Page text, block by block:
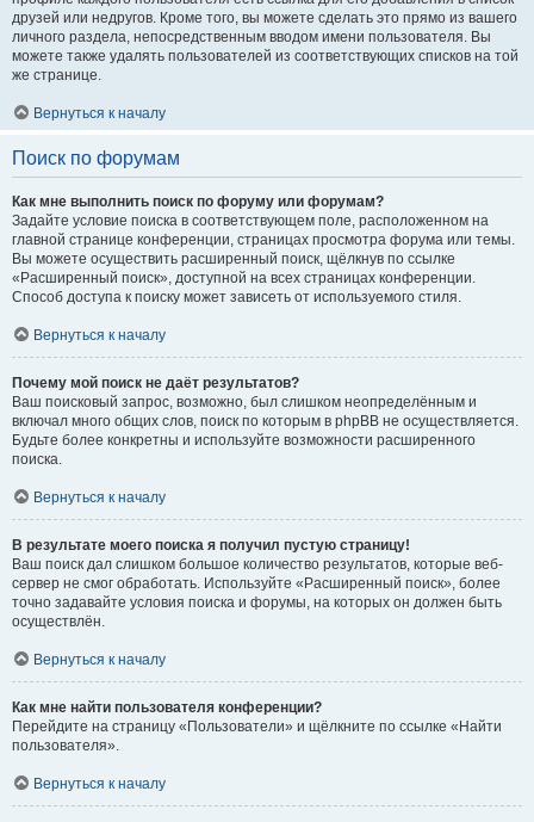
друзей или недругов. Кроме того, вы можете сделать это прямо из вашего
личного раздела, непосредственным вводом имени пользователя. Вы
можете также удалять пользователей из соответствующих списков на той
же странице.
Вернуться к началу
Поиск по форумам
Как мне выполнить поиск по форуму или форумам?
Задайте условие поиска в соответствующем поле, расположенном на
главной странице конференции, страницах просмотра форума или темы.
Вы можете осуществить расширенный поиск, щёлкнув по ссылке
«Расширенный поиск», доступной на всех страницах конференции.
Способ доступа к поиску может зависеть от используемого стиля.
Вернуться к началу
Почему мой поиск не даёт результатов?
Ваш поисковый запрос, возможно, был слишком неопределённым и
включал много общих слов, поиск по которым в phpBB не осуществляется.
Будьте более конкретны и используйте возможности расширенного
поиска.
Вернуться к началу
В результате моего поиска я получил пустую страницу!
Ваш поиск дал слишком большое количество результатов, которые веб-
сервер не смог обработать. Используйте «Расширенный поиск», более
точно задавайте условия поиска и форумы, на которых он должен быть
осуществлён.
Вернуться к началу
Как мне найти пользователя конференции?
Перейдите на страницу «Пользователи» и щёлкните по ссылке «Найти
пользователя».
Вернуться к началу